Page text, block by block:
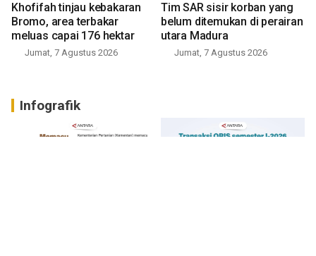
Khofifah tinjau kebakaran
Bromo, area terbakar
meluas capai 176 hektar
Jumat, 7 Agustus 2026
Tim SAR sisir korban yang
belum ditemukan di perairan
utara Madura
Jumat, 7 Agustus 2026
Infografik